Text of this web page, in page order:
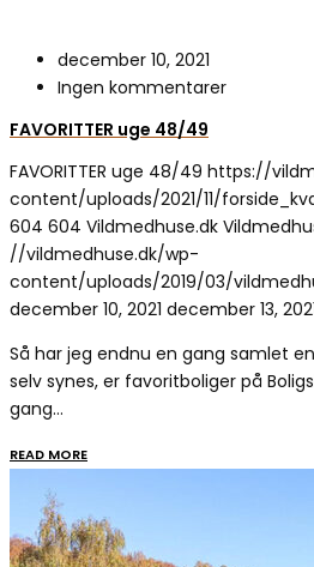
december 10, 2021
Ingen kommentarer
FAVORITTER uge 48/49
FAVORITTER uge 48/49 https://
content/uploads/2021/11/
604 604 Vildmedhuse.dk
//vildmedhuse.dk/wp-
content/uploads/2019/03/
december 10, 2021 december 13,
Så har jeg endnu en gang samlet
selv synes, er favoritboliger på
gang…
READ MORE